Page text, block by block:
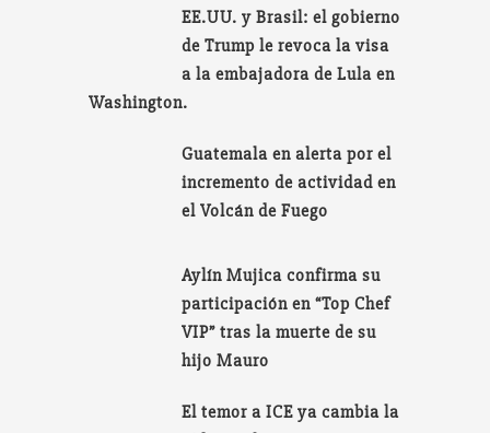
EE.UU. y Brasil: el gobierno
de Trump le revoca la visa
a la embajadora de Lula en
Washington.
Guatemala en alerta por el
incremento de actividad en
el Volcán de Fuego
Aylín Mujica confirma su
participación en “Top Chef
VIP” tras la muerte de su
hijo Mauro
El temor a ICE ya cambia la